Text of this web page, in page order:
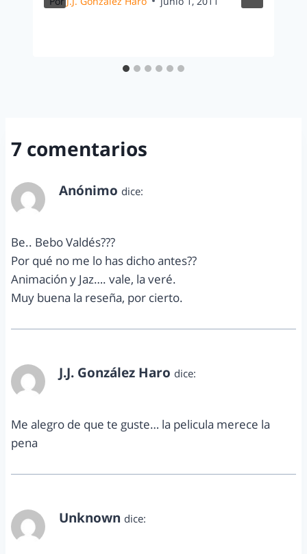
7 comentarios
Anónimo dice:
Be.. Bebo Valdés???
Por qué no me lo has dicho antes??
Animación y Jaz…. vale, la veré.
Muy buena la reseña, por cierto.
J.J. González Haro dice:
Me alegro de que te guste… la pelicula merece la
pena
Unknown dice: